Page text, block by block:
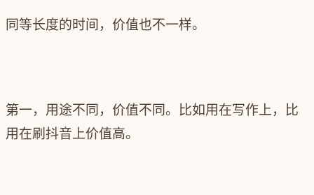
同等长度的时间，价值也不一样。
第一，用途不同，价值不同。比如用在写作上，比
用在刷抖音上价值高。